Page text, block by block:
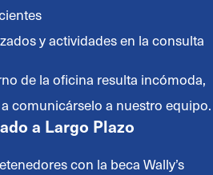
y actividades en la consulta
de la oficina resulta incómoda,
comunicárselo a nuestro equipo.
a Largo Plazo
con la beca Wally’s